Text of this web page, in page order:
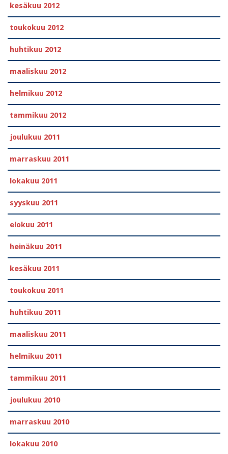
kesäkuu 2012
toukokuu 2012
huhtikuu 2012
maaliskuu 2012
helmikuu 2012
tammikuu 2012
joulukuu 2011
marraskuu 2011
lokakuu 2011
syyskuu 2011
elokuu 2011
heinäkuu 2011
kesäkuu 2011
toukokuu 2011
huhtikuu 2011
maaliskuu 2011
helmikuu 2011
tammikuu 2011
joulukuu 2010
marraskuu 2010
lokakuu 2010